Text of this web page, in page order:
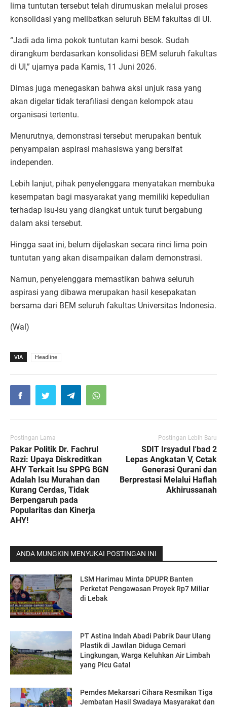
lima tuntutan tersebut telah dirumuskan melalui proses
konsolidasi yang melibatkan seluruh BEM fakultas di UI.
“Jadi ada lima pokok tuntutan kami besok. Sudah
dirangkum berdasarkan konsolidasi BEM seluruh fakultas
di UI,” ujarnya pada Kamis, 11 Juni 2026.
Dimas juga menegaskan bahwa aksi unjuk rasa yang
akan digelar tidak terafiliasi dengan kelompok atau
organisasi tertentu.
Menurutnya, demonstrasi tersebut merupakan bentuk
penyampaian aspirasi mahasiswa yang bersifat
independen.
Lebih lanjut, pihak penyelenggara menyatakan membuka
kesempatan bagi masyarakat yang memiliki kepedulian
terhadap isu-isu yang diangkat untuk turut bergabung
dalam aksi tersebut.
Hingga saat ini, belum dijelaskan secara rinci lima poin
tuntutan yang akan disampaikan dalam demonstrasi.
Namun, penyelenggara memastikan bahwa seluruh
aspirasi yang dibawa merupakan hasil kesepakatan
bersama dari BEM seluruh fakultas Universitas Indonesia.
(Wal)
VIA Headline
Postingan Lama
Pakar Politik Dr. Fachrul
Razi: Upaya Diskreditkan
AHY Terkait Isu SPPG BGN
Adalah Isu Murahan dan
Kurang Cerdas, Tidak
Berpengaruh pada
Popularitas dan Kinerja
AHY!
Postingan Lebih Baru
SDIT Irsyadul I'bad 2
Lepas Angkatan V, Cetak
Generasi Qurani dan
Berprestasi Melalui Haflah
Akhirussanah
ANDA MUNGKIN MENYUKAI POSTINGAN INI
LSM Harimau Minta DPUPR Banten
Perketat Pengawasan Proyek Rp7 Miliar
di Lebak
PT Astina Indah Abadi Pabrik Daur Ulang
Plastik di Jawilan Diduga Cemari
Lingkungan, Warga Keluhkan Air Limbah
yang Picu Gatal
Pemdes Mekarsari Cihara Resmikan Tiga
Jembatan Hasil Swadaya Masyarakat dan